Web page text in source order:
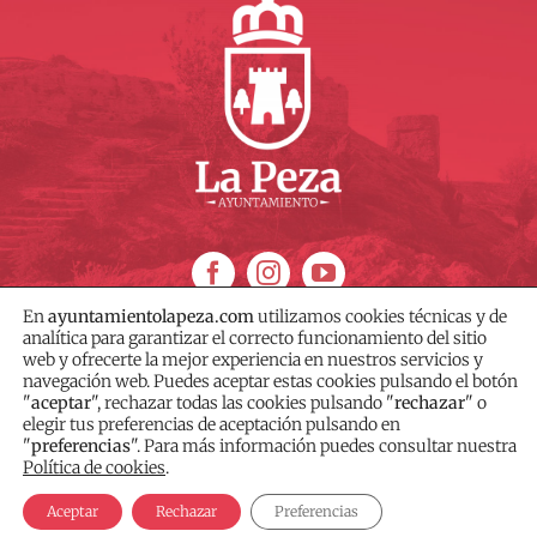
© AYUNTAMIENTO DE LA PEZA – Diseñado porWit Creativo
Política de Cookies |Política de Privacidad|Aviso
Enayuntamientolapeza.comutilizamos cookies técnicas y de
analítica para garantizar el correcto funcionamiento del sitio
web y ofrecerte la mejor experiencia en nuestros servicios y
navegación web. Puedes aceptar estas cookies pulsando el botón
"aceptar", rechazar todas las cookies pulsando "rechazar" o
elegir tus preferencias de aceptación pulsando en
"preferencias". Para más información puedes consultar nuestra
Política de cookies.
Aceptar Rechazar Preferencias